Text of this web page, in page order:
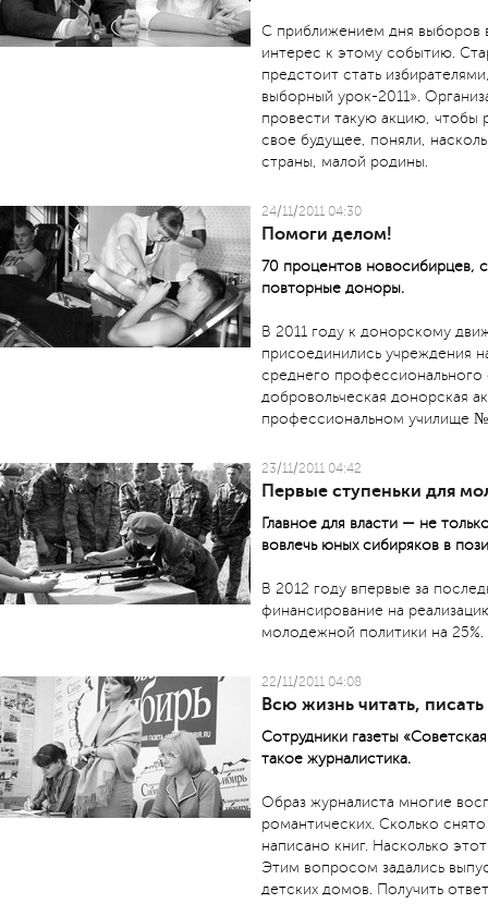
С приближением дня выборов
интерес к этому событию.
предстоит стать
выборный урок-2011».
провести такую акцию, чтобы
свое будущее, поняли,
страны, малой родины.
24/11/2011 04:30
Помоги делом!
70 процентов новосибирцев,
повторные доноры.
В 2011 году к донорскому
присоединились учреждения
среднего профессионального
добровольческая донорская
профессиональном училище №
23/11/2011 04:42
Первые ступеньки для
Главное для власти — не
вовлечь юных сибиряков в
В 2012 году впервые за
финансирование на
молодежной политики на 25%.
22/11/2011 04:08
Всю жизнь читать,
Сотрудники газеты
такое журналистика.
Образ журналиста многие
романтических. Сколько
написано книг. Насколько
Этим вопросом задались
детских домов. Получить